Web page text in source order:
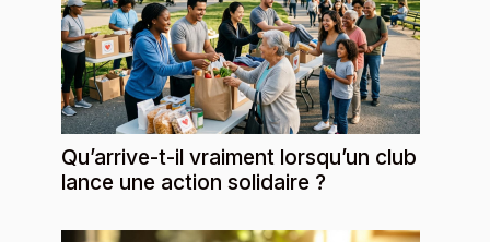
Qu’arrive-t-il vraiment lorsqu’un club
lance une action solidaire ?